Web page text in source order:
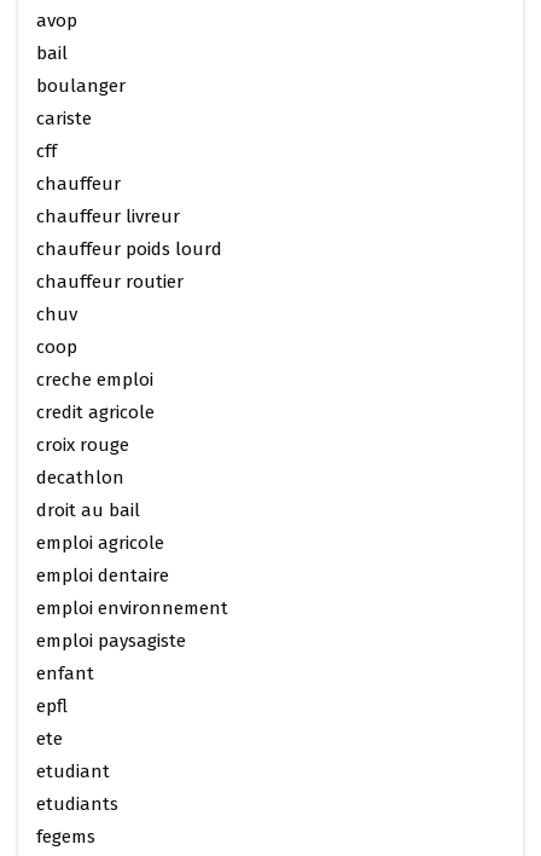
avop
bail
boulanger
cariste
cff
chauffeur
chauffeur livreur
chauffeur poids lourd
chauffeur routier
chuv
coop
creche emploi
credit agricole
croix rouge
decathlon
droit au bail
emploi agricole
emploi dentaire
emploi environnement
emploi paysagiste
enfant
epfl
ete
etudiant
etudiants
fegems